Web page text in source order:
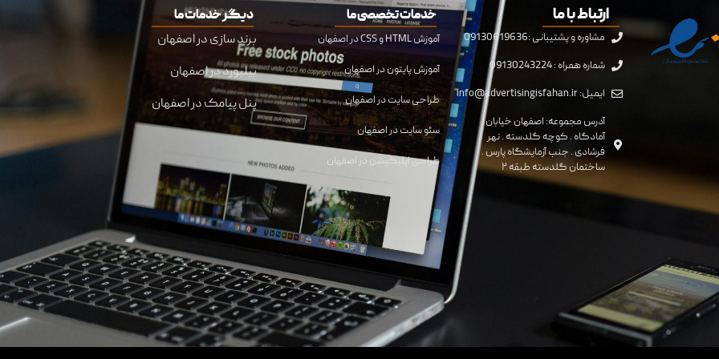
ارتباط با ما
مشاوره و پشتیبانی :09130619636
شماره همراه : 09130243224
ایمیل: info@advertisingisfahan.ir
آدرس مجموعه: اصفهان خیابان
آمادگاه . کوچه گلدسته . نهر
فرشادی . جنب آزمایشگاه پارس .
ساختمان گلدسته طبقه ۲
خدمات تخصصی ما
آموزش HTML و CSS در اصفهان
آموزش پایتون در اصفهان
طراحی سایت در اصفهان
سئو سایت در اصفهان
طراحی اپلیکیشن در اصفهان
دیگر خدمات ما
برند سازی در اصفهان
بیلبورد در اصفهان
پنل پیامک در اصفهان